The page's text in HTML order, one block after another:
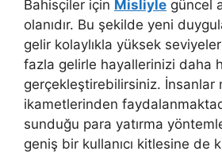
Bahisçiler için Misliyle güncel
olanıdır. Bu şekilde yeni
gelir kolaylıkla yüksek
fazla gelirle hayallerinizi daha
gerçekleştirebilirsiniz. İnsanlar
ikametlerinden
sunduğu para yatırma
geniş bir kullanıcı kitlesine de